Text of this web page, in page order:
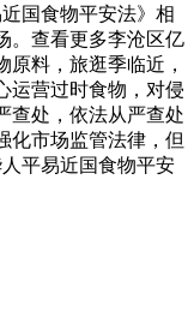
国食物平安法》相
。查看更多李沧区亿
料，旅逛季临近，
运营过时食物，对侵
查处，依法从严查处
化市场监管法律，但
平易近国食物平安